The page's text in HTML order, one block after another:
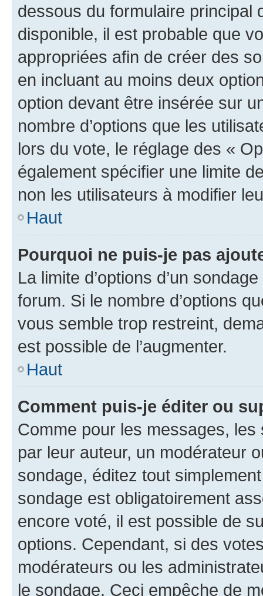
dessous du formulaire principal
disponible, il est probable que
appropriées afin de créer des
en incluant au moins deux
option devant être insérée sur
nombre d’options que les
lors du vote, le réglage des «
également spécifier une limite
non les utilisateurs à modifier
Haut
Pourquoi ne puis-je pas
La limite d’options d’un
forum. Si le nombre d’options
vous semble trop restreint,
est possible de l’augmenter.
Haut
Comment puis-je éditer ou
Comme pour les messages,
par leur auteur, un modérateur
sondage, éditez tout
sondage est obligatoirement
encore voté, il est possible de
options. Cependant, si des
modérateurs ou les
le sondage. Ceci empêche de